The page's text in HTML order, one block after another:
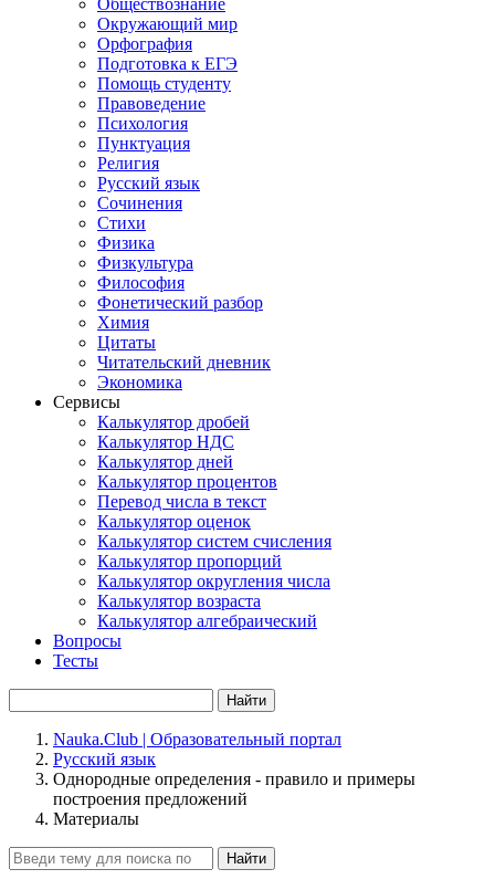
Обществознание
Окружающий мир
Орфография
Подготовка к ЕГЭ
Помощь студенту
Правоведение
Психология
Пунктуация
Религия
Русский язык
Сочинения
Стихи
Физика
Физкультура
Философия
Фонетический разбор
Химия
Цитаты
Читательский дневник
Экономика
Сервисы
Калькулятор дробей
Калькулятор НДС
Калькулятор дней
Калькулятор процентов
Перевод числа в текст
Калькулятор оценок
Калькулятор систем счисления
Калькулятор пропорций
Калькулятор округления числа
Калькулятор возраста
Калькулятор алгебраический
Вопросы
Тесты
Найти
Nauka.Club | Образовательный портал
Русский язык
Однородные определения - правило и примеры
построения предложений
Материалы
Найти